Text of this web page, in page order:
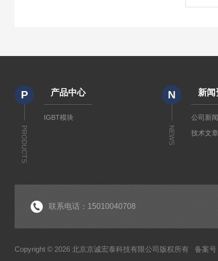
P
PRODUCTS
产品中心
IGBT模块
N
NEWS
新闻
公司新
技术文
联系电话：15010040708
Copyright © 2026 北京京诚宏泰科技有限公司版权所有 备案号